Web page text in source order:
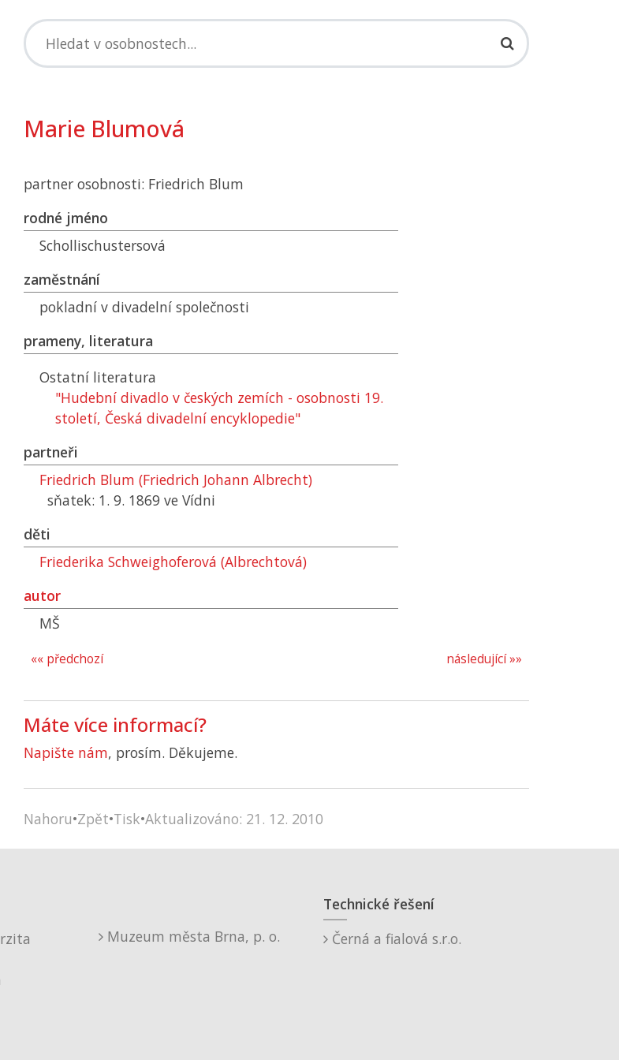
Marie Blumová
partner osobnosti: Friedrich Blum
rodné jméno
Schollischustersová
zaměstnání
pokladní v divadelní společnosti
prameny, literatura
Ostatní literatura
"Hudební divadlo v českých zemích - osobnosti 19.
století, Česká divadelní encyklopedie"
partneři
Friedrich Blum (Friedrich Johann Albrecht)
sňatek: 1. 9. 1869 ve Vídni
děti
Friederika Schweighoferová (Albrechtová)
autor
MŠ
následující »»
«« předchozí
Máte více informací?
Napište nám, prosím. Děkujeme.
Nahoru•Zpět•Tisk•Aktualizováno: 21. 12. 2010
Muzeum města Brna, p. o.
Technické řešení
Černá a fialová s.r.o.